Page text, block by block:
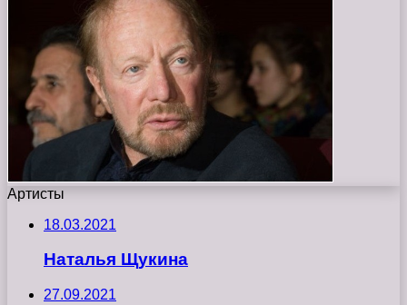
Артисты
18.03.2021
Наталья Щукина
27.09.2021